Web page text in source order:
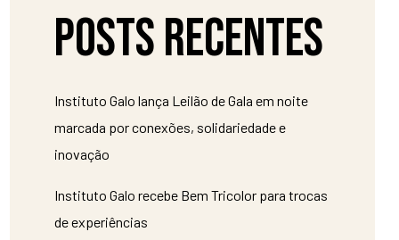
Posts recentes
Instituto Galo lança Leilão de Gala em noite
marcada por conexões, solidariedade e
inovação
Instituto Galo recebe Bem Tricolor para trocas
de experiências